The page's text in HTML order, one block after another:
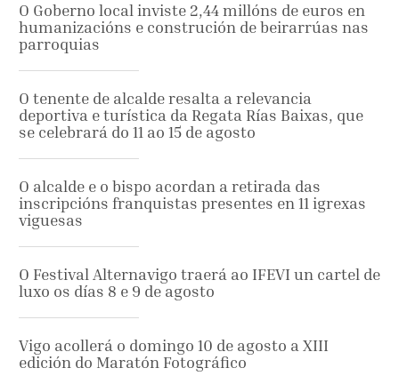
O Goberno local inviste 2,44 millóns de euros en
humanizacións e construción de beirarrúas nas
parroquias
O tenente de alcalde resalta a relevancia
deportiva e turística da Regata Rías Baixas, que
se celebrará do 11 ao 15 de agosto
O alcalde e o bispo acordan a retirada das
inscripcións franquistas presentes en 11 igrexas
viguesas
O Festival Alternavigo traerá ao IFEVI un cartel de
luxo os días 8 e 9 de agosto
Vigo acollerá o domingo 10 de agosto a XIII
edición do Maratón Fotográfico